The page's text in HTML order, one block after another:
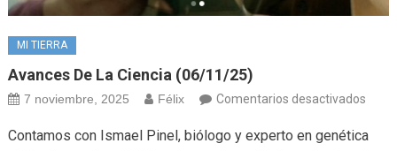
MI TIERRA
Avances De La Ciencia (06/11/25)
7 noviembre, 2025 Félix Comentarios desactivadosen
de
Contamos con Ismael Pinel, biólogo y experto en genética